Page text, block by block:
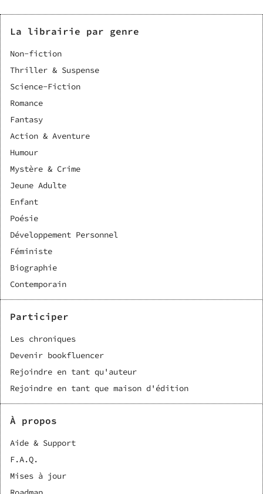
La librairie par genre
Non-fiction
Thriller & Suspense
Science-Fiction
Romance
Fantasy
Action & Aventure
Humour
Mystère & Crime
Jeune Adulte
Enfant
Poésie
Développement Personnel
Féministe
Biographie
Contemporain
Participer
Les chroniques
Devenir bookfluencer
Rejoindre en tant qu'auteur
Rejoindre en tant que maison d'édition
À propos
Aide & Support
F.A.Q.
Mises à jour